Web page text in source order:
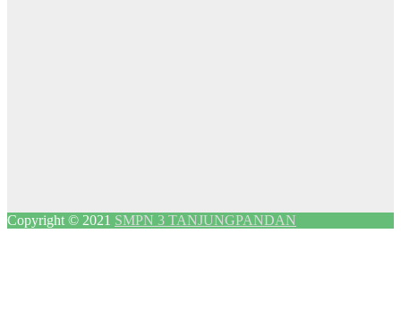
Copyright © 2021 SMPN 3 TANJUNGPANDAN